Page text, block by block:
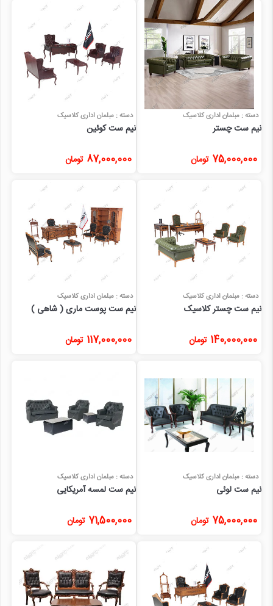
دسته : مبلمان اداری کلاسیک
نیم ست چستر
75,000,000 تومان
دسته : مبلمان اداری کلاسیک
نیم ست کوئین
87,000,000 تومان
دسته : مبلمان اداری کلاسیک
نیم ست چستر کلاسیک
140,000,000 تومان
دسته : مبلمان اداری کلاسیک
نیم ست پوست ماری ( شاهی )
117,000,000 تومان
دسته : مبلمان اداری کلاسیک
نیم ست لوئی
75,000,000 تومان
دسته : مبلمان اداری کلاسیک
نیم ست لمسه آمریکایی
71,500,000 تومان